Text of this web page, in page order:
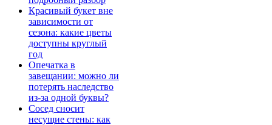
Красивый букет вне
зависимости от
сезона: какие цветы
доступны круглый
год
Опечатка в
завещании: можно ли
потерять наследство
из-за одной буквы?
Сосед сносит
несущие стены: как